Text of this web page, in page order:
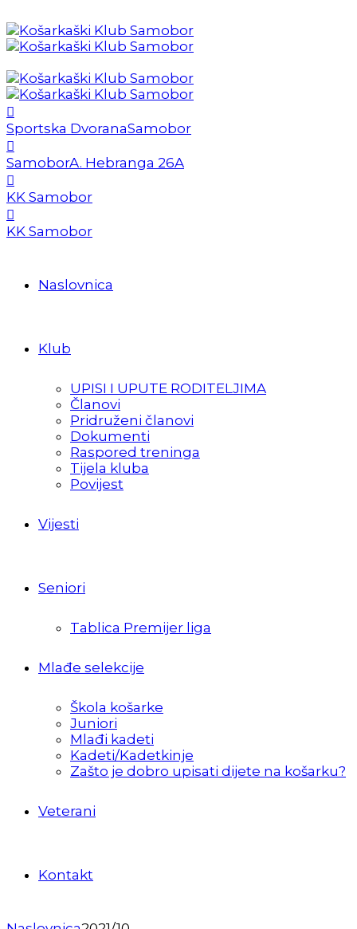
Sportska DvoranaSamobor
SamoborA. Hebranga 26A
KK Samobor
KK Samobor
Naslovnica
Klub
UPISI I UPUTE RODITELJIMA
Članovi
Pridruženi članovi
Dokumenti
Raspored treninga
Tijela kluba
Povijest
Vijesti
Seniori
Tablica Premijer liga
Mlađe selekcije
Škola košarke
Juniori
Mlađi kadeti
Kadeti/Kadetkinje
Zašto je dobro upisati dijete na košarku?
Veterani
Kontakt